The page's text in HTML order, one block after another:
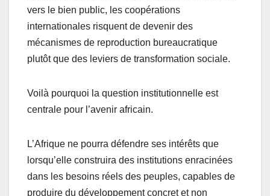
vers le bien public, les coopérations
internationales risquent de devenir des
mécanismes de reproduction bureaucratique
plutôt que des leviers de transformation sociale.
Voilà pourquoi la question institutionnelle est
centrale pour l’avenir africain.
L’Afrique ne pourra défendre ses intérêts que
lorsqu’elle construira des institutions enracinées
dans les besoins réels des peuples, capables de
produire du développement concret et non